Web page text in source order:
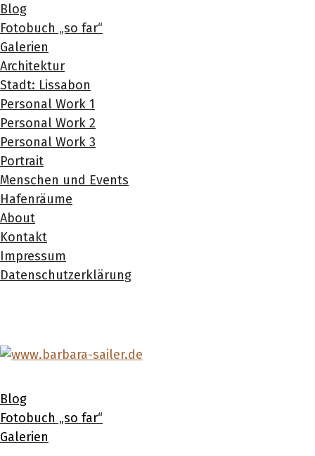
Blog
Fotobuch „so far“
Galerien
Architektur
Stadt: Lissabon
Personal Work 1
Personal Work 2
Personal Work 3
Portrait
Menschen und Events
Hafenräume
About
Kontakt
Impressum
Datenschutzerklärung
Blog
Fotobuch „so far“
Galerien